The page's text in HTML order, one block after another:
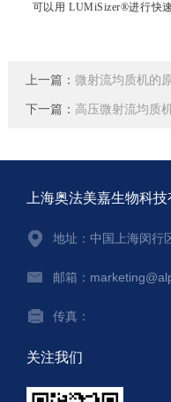
可以用 LUMiSizer®进行快
上一篇： 微射流均质机的
下一篇： 高压微射流均质
上海奥法美嘉生物科技
地址：中国上海闵行
邮箱：
传真：
关注我们